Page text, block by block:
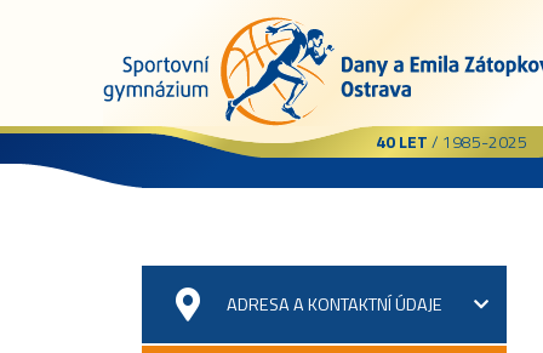
40 LET/ 1985-2025
ADRESA A KONTAKTNÍ ÚDAJE